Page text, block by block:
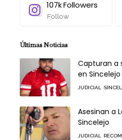
107kFollowers
Follow
Últimas Noticias
Capturan a
en Sincelejo
JUDICIAL
Asesinan a
Sincelejo
JUDICIAL